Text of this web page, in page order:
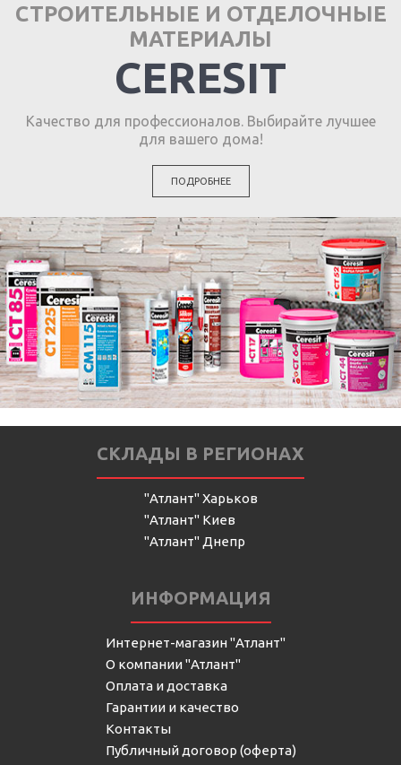
СТРОИТЕЛЬНЫЕ И ОТДЕЛОЧНЫЕ
МАТЕРИАЛЫ
CERESIT
Качество для профессионалов. Выбирайте лучшее
для вашего дома!
ПОДРОБНЕЕ
СКЛАДЫ В РЕГИОНАХ
"Атлант" Харьков
"Атлант" Киев
"Атлант" Днепр
ИНФОРМАЦИЯ
Интернет-магазин "Атлант"
О компании "Атлант"
Оплата и доставка
Гарантии и качество
Контакты
Публичный договор (оферта)